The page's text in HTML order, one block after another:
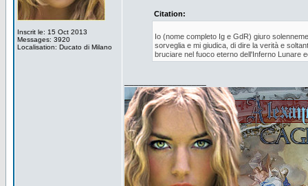
Inscrit le: 15 Oct 2013
Messages: 3920
Localisation: Ducato di Milano
Citation:
Io (nome completo Ig e GdR) giuro
sorveglia e mi giudica, di dire la verità e
bruciare nel fuoco eterno dell'Inferno Lunare